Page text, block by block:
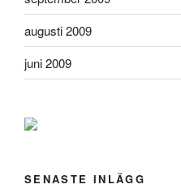
augusti 2009
juni 2009
SENASTE INLÄGG